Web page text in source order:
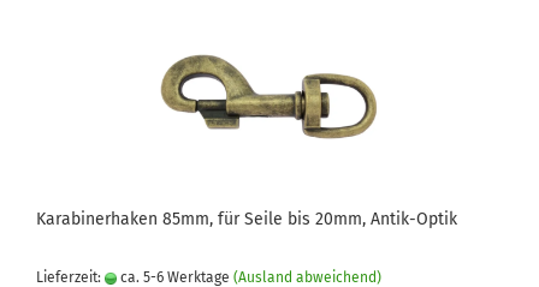
Karabinerhaken 85mm, für Seile bis 20mm, Antik-Optik
Lieferzeit: ca. 5-6 Werktage (Ausland abweichend)